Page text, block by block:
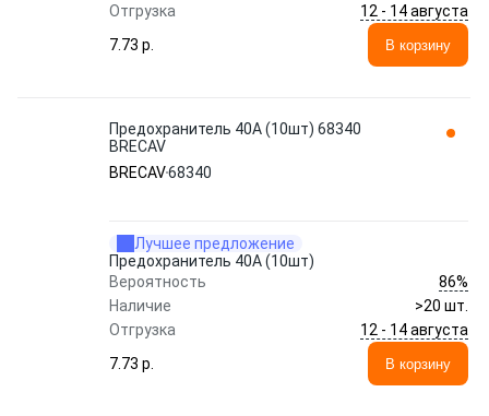
Отгрузка
12 - 14 августа
7.73 p.
В корзину
Предохранитель 40A (10шт) 68340
BRECAV
BRECAV68340
Лучшее предложение
Предохранитель 40A (10шт)
Вероятность
86%
Наличие
>20 шт.
Отгрузка
12 - 14 августа
7.73 p.
В корзину